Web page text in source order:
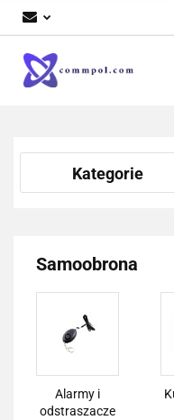
Kategorie
Samoobrona
Alarmy i
odstraszacze